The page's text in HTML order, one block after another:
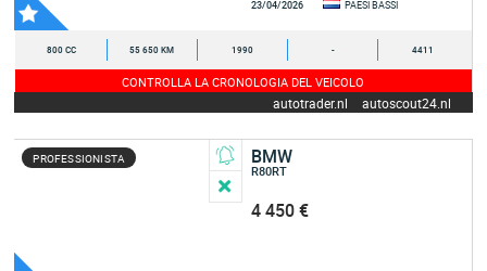
23/04/2026 PAESI BASSI
800 CC 55 650 KM 1990 - 4411
CONTROLLA LA CRONOLOGIA DEL VEICOLO
autotrader.nl autoscout24.nl
PROFESSIONISTA BMW
R80RT
4 450 €